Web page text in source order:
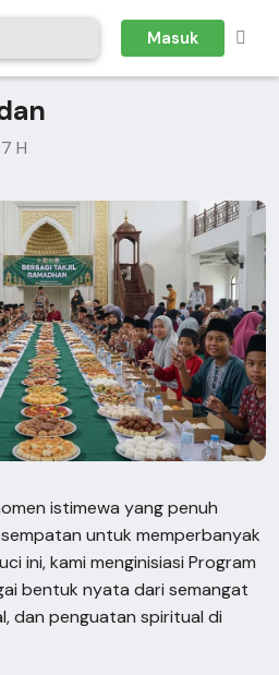
Masuk
H
istimewa yang penuh
untuk memperbanyak
ini, kami menginisiasi Program
bentuk nyata dari semangat
dan penguatan spiritual di